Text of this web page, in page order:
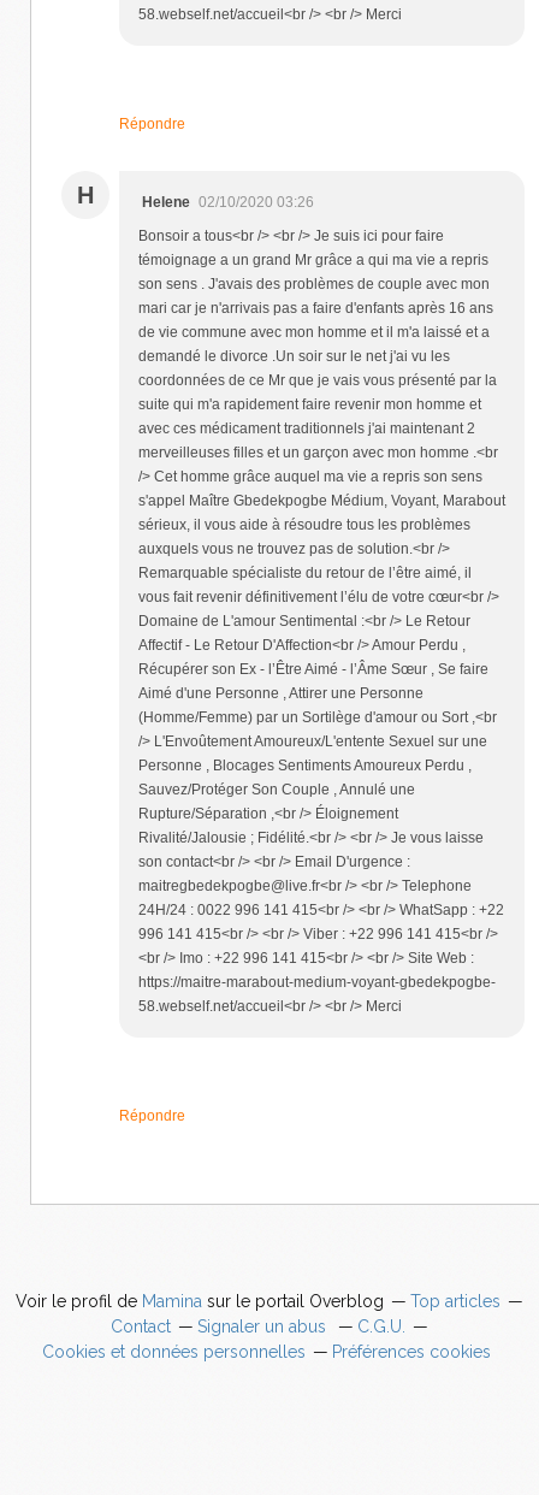
58.webself.net/accueil<br /> <br /> Merci
Répondre
H Helene 02/10/2020 03:26
Bonsoir a tous<br /> <br /> Je suis ici pour faire
témoignage a un grand Mr grâce a qui ma vie a repris
son sens . J'avais des problèmes de couple avec mon
mari car je n'arrivais pas a faire d'enfants après 16 ans
de vie commune avec mon homme et il m'a laissé et a
demandé le divorce .Un soir sur le net j'ai vu les
coordonnées de ce Mr que je vais vous présenté par la
suite qui m'a rapidement faire revenir mon homme et
avec ces médicament traditionnels j'ai maintenant 2
merveilleuses filles et un garçon avec mon homme .<br
/> Cet homme grâce auquel ma vie a repris son sens
s'appel Maître Gbedekpogbe Médium, Voyant, Marabout
sérieux, il vous aide à résoudre tous les problèmes
auxquels vous ne trouvez pas de solution.<br />
Remarquable spécialiste du retour de l’être aimé, il
vous fait revenir définitivement l’élu de votre cœur<br />
Domaine de L'amour Sentimental :<br /> Le Retour
Affectif - Le Retour D'Affection<br /> Amour Perdu ,
Récupérer son Ex - l’Être Aimé - l’Âme Sœur , Se faire
Aimé d'une Personne , Attirer une Personne
(Homme/Femme) par un Sortilège d'amour ou Sort ,<br
/> L'Envoûtement Amoureux/L'entente Sexuel sur une
Personne , Blocages Sentiments Amoureux Perdu ,
Sauvez/Protéger Son Couple , Annulé une
Rupture/Séparation ,<br /> Éloignement
Rivalité/Jalousie ; Fidélité.<br /> <br /> Je vous laisse
son contact<br /> <br /> Email D'urgence :
maitregbedekpogbe@live.fr<br /> <br /> Telephone
24H/24 : 0022 996 141 415<br /> <br /> WhatSapp : +22
996 141 415<br /> <br /> Viber : +22 996 141 415<br />
<br /> Imo : +22 996 141 415<br /> <br /> Site Web :
https://maitre-marabout-medium-voyant-gbedekpogbe-
58.webself.net/accueil<br /> <br /> Merci
Répondre
Voir le profil de Mamina sur le portail Overblog
Top articles
Contact
Signaler un abus
C.G.U.
Cookies et données personnelles
Préférences cookies